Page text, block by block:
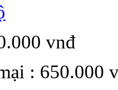
vnđ
: 650.000